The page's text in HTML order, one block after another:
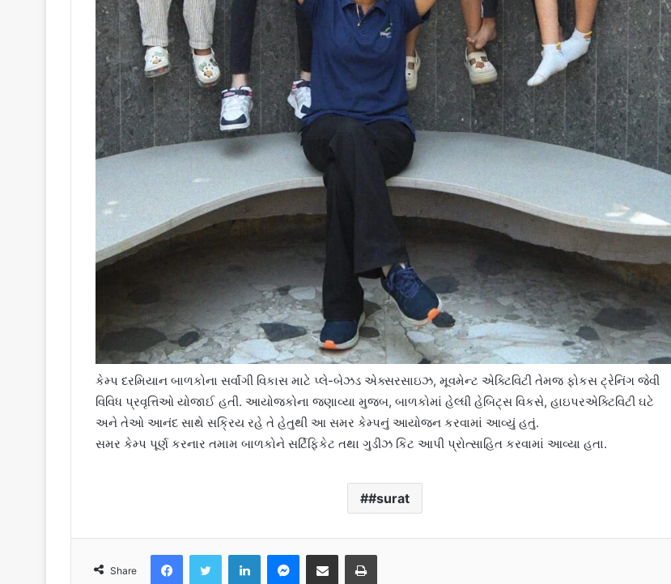
કેમ્પ દરમિયાન બાળકોના સર્વાંગી વિકાસ માટે પ્લે-બેઝડ એક્સરસાઇઝ, મૂવમેન્ટ એક્ટિવિટી તેમજ ફોકસ ટ્રેનિંગ જેવી
વિવિધ પ્રવૃત્તિઓ યોજાઈ હતી. આયોજકોના જણાવ્યા મુજબ, બાળકોમાં હેલ્ધી હેબિટ્સ વિકસે, હાઇપરએક્ટિવિટી ઘટે
અને તેઓ આનંદ સાથે સક્રિય રહે તે હેતુથી આ સમર કેમ્પનું આયોજન કરવામાં આવ્યું હતું.
સમર કેમ્પ પૂર્ણ કરનાર તમામ બાળકોને સર્ટિફિકેટ તથા ગુડીઝ કિટ આપી પ્રોત્સાહિત કરવામાં આવ્યા હતા.
#surat
Share
FacebookTwitter LinkedInMessenger
Share via Email Print